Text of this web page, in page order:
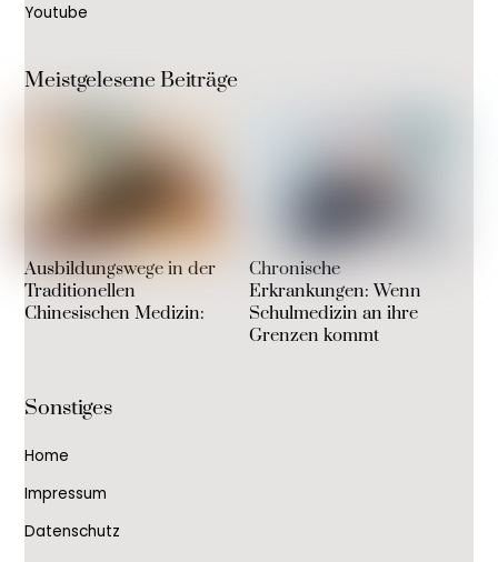
Youtube
Meistgelesene Beiträge
Ausbildungswege in der
Traditionellen
Chinesischen Medizin:
Chronische
Erkrankungen: Wenn
Schulmedizin an ihre
Grenzen kommt
Sonstiges
Home
Impressum
Datenschutz